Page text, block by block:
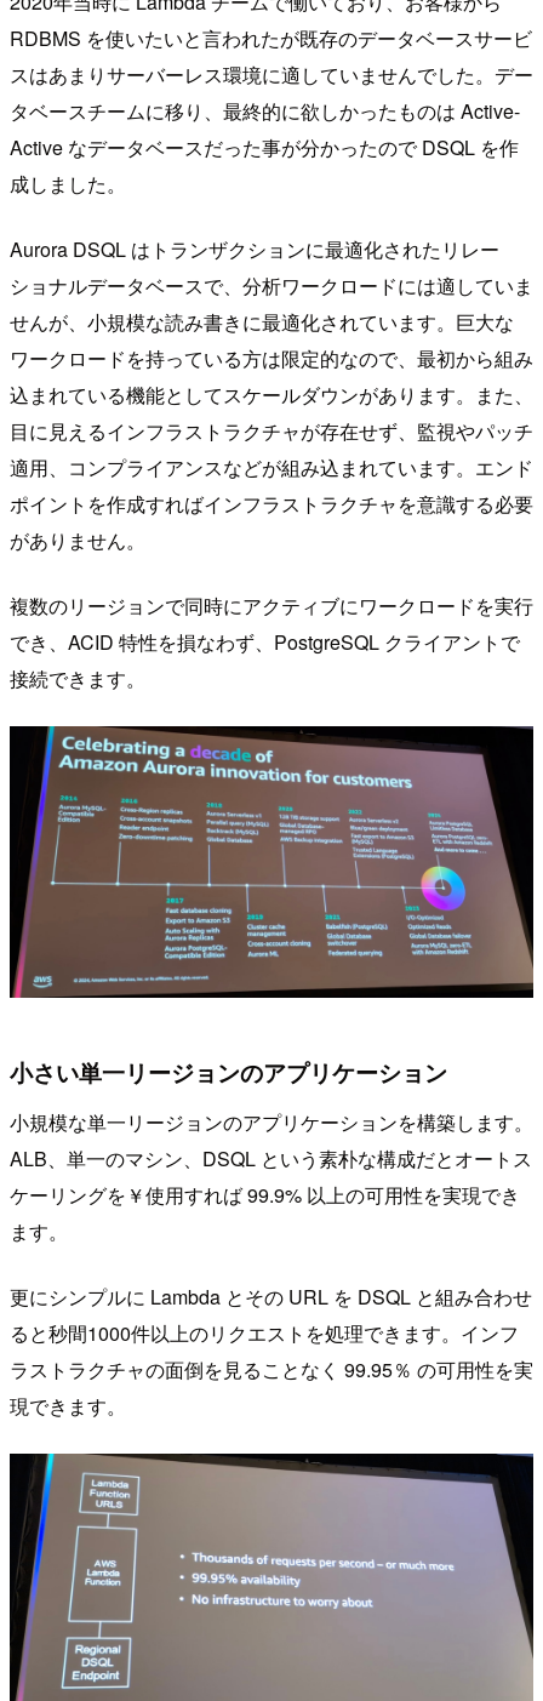
RDBMS を使いたいと言われたが既存のデータベースサービ
スはあまりサーバーレス環境に適していませんでした。デー
タベースチームに移り、最終的に欲しかったものは Active-
Active なデータベースだった事が分かったので DSQL を作
成しました。
Aurora DSQL はトランザクションに最適化されたリレー
ショナルデータベースで、分析ワークロードには適していま
せんが、小規模な読み書きに最適化されています。巨大な
ワークロードを持っている方は限定的なので、最初から組み
込まれている機能としてスケールダウンがあります。また、
目に見えるインフラストラクチャが存在せず、監視やパッチ
適用、コンプライアンスなどが組み込まれています。エンド
ポイントを作成すればインフラストラクチャを意識する必要
がありません。
複数のリージョンで同時にアクティブにワークロードを実行
でき、ACID 特性を損なわず、PostgreSQL クライアントで
接続できます。
小さい単一リージョンのアプリケーション
小規模な単一リージョンのアプリケーションを構築します。
ALB、単一のマシン、DSQL という素朴な構成だとオートス
ケーリングを￥使用すれば 99.9% 以上の可用性を実現でき
ます。
更にシンプルに Lambda とその URL を DSQL と組み合わせ
ると秒間1000件以上のリクエストを処理できます。インフ
ラストラクチャの面倒を見ることなく 99.95％ の可用性を実
現できます。